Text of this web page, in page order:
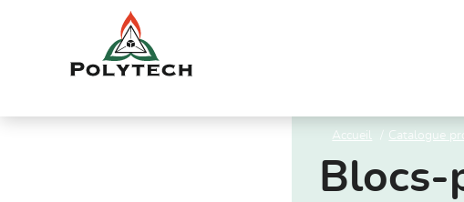
Accueil Catalogue
Blocs-